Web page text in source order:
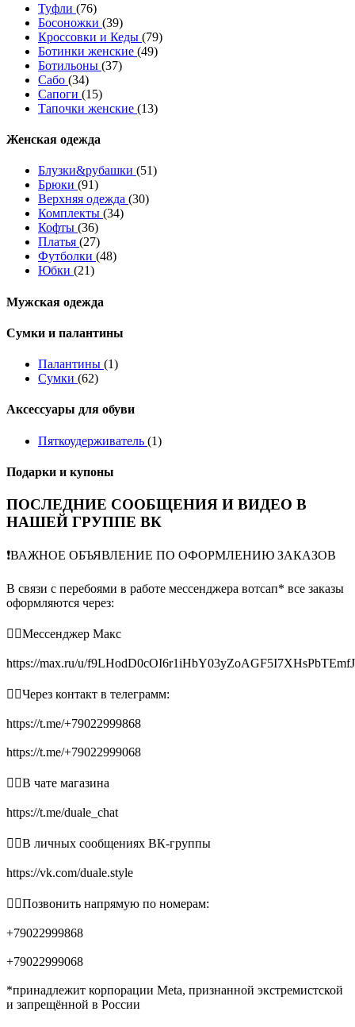
Туфли (76)
Босоножки (39)
Кроссовки и Кеды (79)
Ботинки женские (49)
Ботильоны (37)
Сабо (34)
Сапоги (15)
Тапочки женские (13)
Женская одежда
Блузки&рубашки (51)
Брюки (91)
Верхняя одежда (30)
Комплекты (34)
Кофты (36)
Платья (27)
Футболки (48)
Юбки (21)
Мужская одежда
Сумки и палантины
Палантины (1)
Сумки (62)
Аксессуары для обуви
Пяткоудерживатель (1)
Подарки и купоны
ПОСЛЕДНИЕ СООБЩЕНИЯ И ВИДЕО В
НАШЕЙ ГРУППЕ ВК
❗️ВАЖНОЕ ОБЪЯВЛЕНИЕ ПО ОФОРМЛЕНИЮ ЗАКАЗОВ
В связи с перебоями в работе мессенджера вотсап* все заказы
оформляются через:
👉🏻Мессенджер Макс
https://max.ru/u/
👉🏻Через контакт в телеграмм:
https://t.me/+79022999868
https://t.me/+79022999068
👉🏻В чате магазина
https://t.me/duale_chat
👉🏻В личных сообщениях ВК-группы
https://vk.com/duale.style
👉🏻Позвонить напрямую по номерам:
+79022999868
+79022999068
*принадлежит корпорации Meta, признанной экстремистской
и запрещённой в России